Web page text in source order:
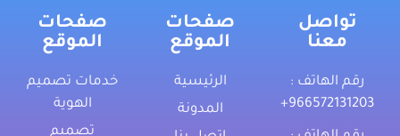
تواصل
معنا
رقم الهاتف :
‎+966572131203
صفحات
الموقع
الرئيسية
المدونة
صفحات
الموقع
خدمات تصميم
الهوية
تصميم